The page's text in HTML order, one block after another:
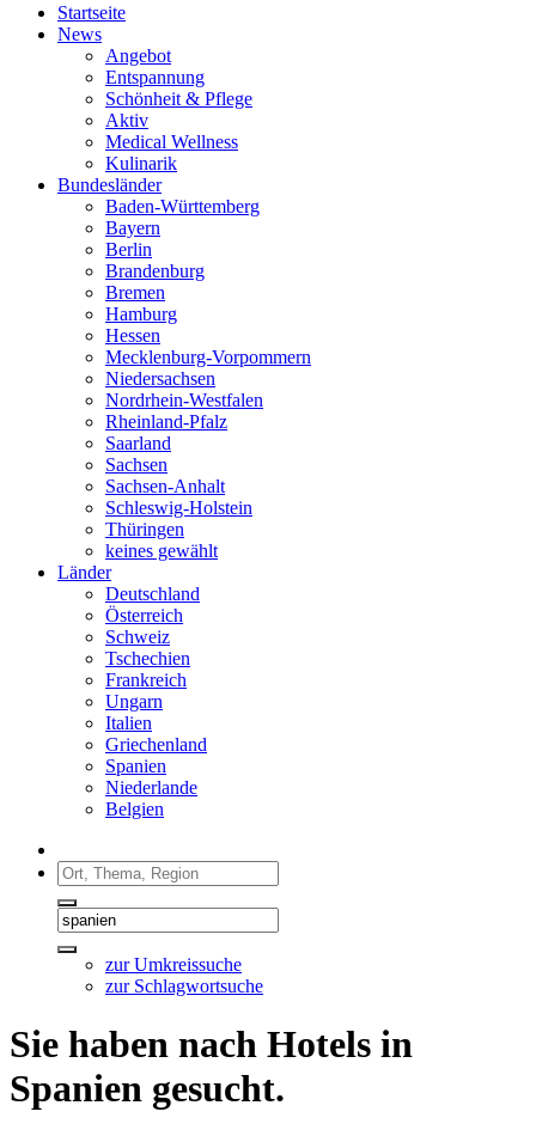
Startseite
News
Angebot
Entspannung
Schönheit & Pflege
Aktiv
Medical Wellness
Kulinarik
Bundesländer
Baden-Württemberg
Bayern
Berlin
Brandenburg
Bremen
Hamburg
Hessen
Mecklenburg-Vorpommern
Niedersachsen
Nordrhein-Westfalen
Rheinland-Pfalz
Saarland
Sachsen
Sachsen-Anhalt
Schleswig-Holstein
Thüringen
keines gewählt
Länder
Deutschland
Österreich
Schweiz
Tschechien
Frankreich
Ungarn
Italien
Griechenland
Spanien
Niederlande
Belgien
zur Umkreissuche
zur Schlagwortsuche
Sie haben nach Hotels in
Spanien gesucht.